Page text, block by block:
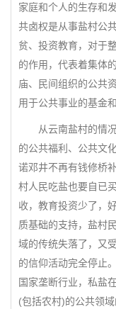
家庭和个人的生存和
共卤权是从事盐村公
贫、投资教育，对于
的作用，代表着集体
庙、民间组织的公共
用于公共事业的基金
从云南盐村的情况
的公共福利、公共文
诺邓井不再有钱修桥
村人民吃盐也要自已
收，教育投资少了，
质基础的支持，盐村
域的传统失落了，又
的信仰活动完全停止
国家垄断行业，私盐
(包括农村)的公共领